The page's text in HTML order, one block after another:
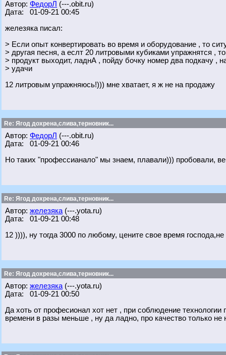
Автор: ФедорЛ (---.obit.ru)
Дата: 01-09-21 00:45
железяка писал:
> Если опыт конвертировать во время и оборудование , то
> другая песня, а еслт 20 литровыми кубиками упражнятся ,
> продукт выходит, ладнА , пойду бочку номер два подкачу ,
> удачи
12 литровым упражняюсь!))) мне хватает, я ж не на продажу
Re: Ягод дохрена,слива,терновник...
Автор: ФедорЛ (---.obit.ru)
Дата: 01-09-21 00:46
Но таких "профессианало" мы знаем, плавали))) пробовали,
Re: Ягод дохрена,слива,терновник...
Автор: железяка (---.yota.ru)
Дата: 01-09-21 00:48
12 )))), ну тогда 3000 по любому, цените свое время
Re: Ягод дохрена,слива,терновник...
Автор: железяка (---.yota.ru)
Дата: 01-09-21 00:50
Да хоть от професионал хот нет , при соблюдение
времени в разы меньше , ну да ладно, про качество только не